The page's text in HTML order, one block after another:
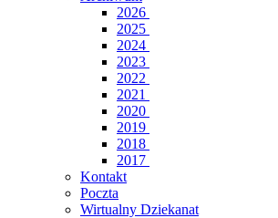
2026
2025
2024
2023
2022
2021
2020
2019
2018
2017
Kontakt
Poczta
Wirtualny Dziekanat